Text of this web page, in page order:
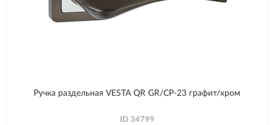
Ручка раздельная VESTA QR GR/CP-23 графит/хром
ID 34799